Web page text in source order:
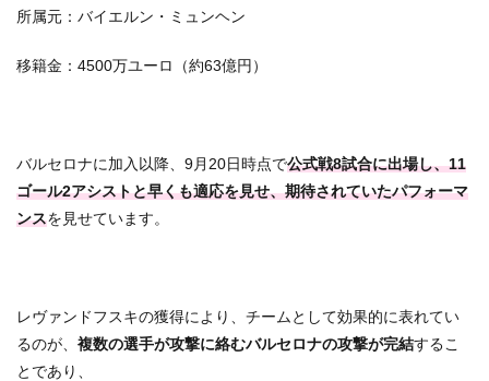
所属元：バイエルン・ミュンヘン
移籍金：4500万ユーロ（約63億円）
バルセロナに加入以降、9月20日時点で公式戦8試合に出場し、11
ゴール2アシストと早くも適応を見せ、期待されていたパフォーマ
ンスを見せています。
レヴァンドフスキの獲得により、チームとして効果的に表れてい
るのが、 複数の選手が攻撃に絡むバルセロナの攻撃が完結するこ
とであり、